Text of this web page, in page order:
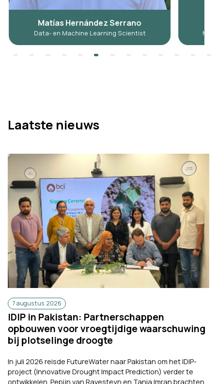
Hernández Serrano
Machine Learning Scientist Managing Director/
Laatste nieuws
7 augustus 2026
IDIP in Pakistan: Partnerschappen
opbouwen voor vroegtijdige waarschuwing
bij plotselinge droogte
In juli 2026 reisde FutureWater naar Pakistan om het IDIP-
project (Innovative Drought Impact Prediction) verder te
ontwikkelen. Pepijn van Ravesteyn en Tania Imran brachten